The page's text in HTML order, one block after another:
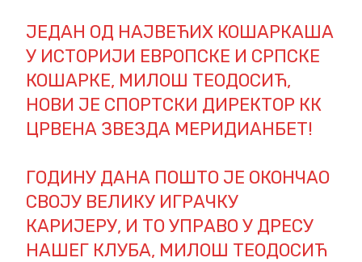
ЈЕДАН ОД НАЈВЕЋИХ КОШАРКАША
У ИСТОРИЈИ ЕВРОПСКЕ И СРПСКЕ
КОШАРКЕ, МИЛОШ ТЕОДОСИЋ,
НОВИ ЈЕ СПОРТСКИ ДИРЕКТОР КК
ЦРВЕНА ЗВЕЗДА МЕРИДИАНБЕТ!
ГОДИНУ ДАНА ПОШТО ЈЕ ОКОНЧАО
СВОЈУ ВЕЛИКУ ИГРАЧКУ
КАРИЈЕРУ, И ТО УПРАВО У ДРЕСУ
НАШЕГ КЛУБА, МИЛОШ ТЕОДОСИЋ